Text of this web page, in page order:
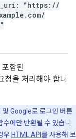
uri: "https: //
. com/
함된
청을 처리해야 합니
Google로 로그인 버튼
에만 반환될 수 있습니
우 HTML API 를 사용해 보